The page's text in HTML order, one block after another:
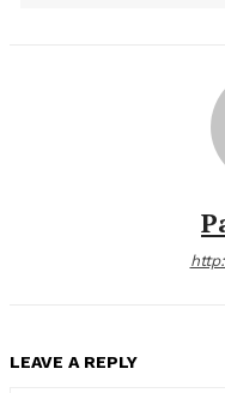
LEAVE A REPLY